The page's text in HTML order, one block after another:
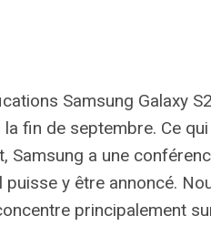
Samsung Galaxy
fin de septembre. Ce
Samsung a une
y être annoncé.
principalement